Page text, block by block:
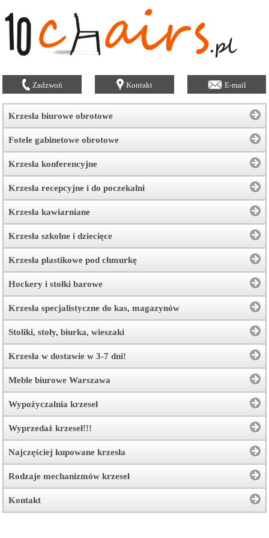
Zadzwoń Kontakt E-mail
Krzesła biurowe obrotowe
Fotele gabinetowe obrotowe
Krzesła konferencyjne
Krzesła recepcyjne i do poczekalni
Krzesła kawiarniane
Krzesła szkolne i dziecięce
Krzesła plastikowe pod chmurkę
Hockery i stołki barowe
Krzesła specjalistyczne do kas, magazynów
Stoliki, stoły, biurka, wieszaki
Krzesła w dostawie w 3-7 dni!
Meble biurowe Warszawa
Wypożyczalnia krzeseł
Wyprzedaż krzeseł!!!
Najczęściej kupowane krzesła
Rodzaje mechanizmów krzeseł
Kontakt